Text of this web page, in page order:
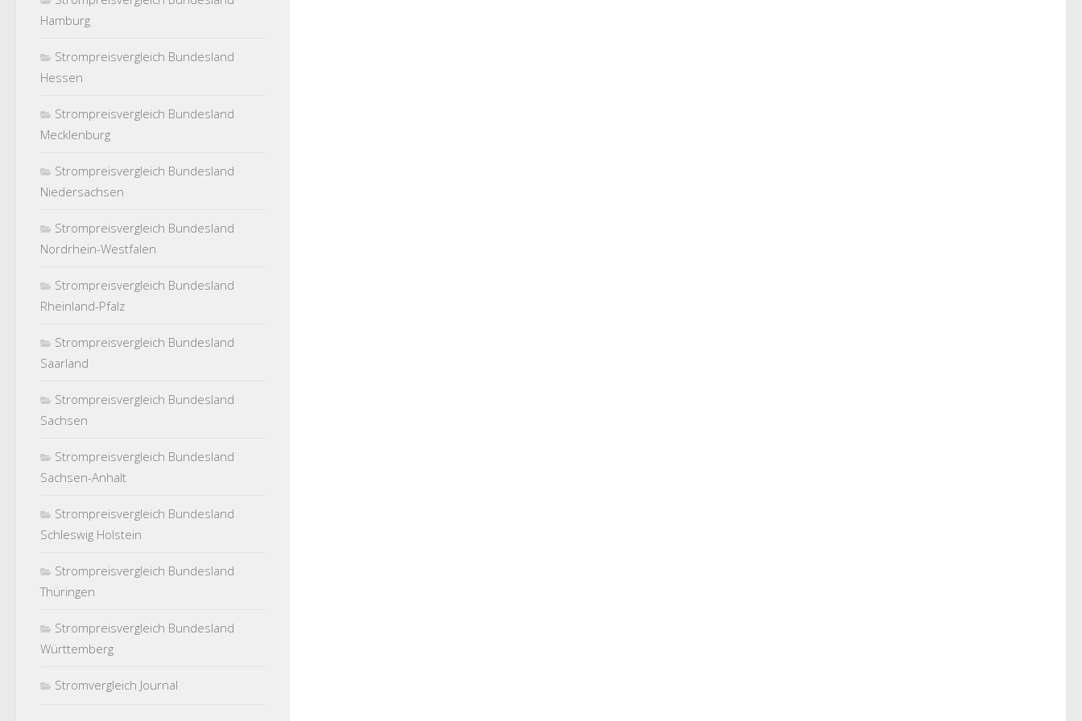
Hamburg
Strompreisvergleich Bundesland
Hessen
Strompreisvergleich Bundesland
Mecklenburg
Strompreisvergleich Bundesland
Niedersachsen
Strompreisvergleich Bundesland
Nordrhein-Westfalen
Strompreisvergleich Bundesland
Rheinland-Pfalz
Strompreisvergleich Bundesland
Saarland
Strompreisvergleich Bundesland
Sachsen
Strompreisvergleich Bundesland
Sachsen-Anhalt
Strompreisvergleich Bundesland
Schleswig Holstein
Strompreisvergleich Bundesland
Thüringen
Strompreisvergleich Bundesland
Württemberg
Stromvergleich Journal